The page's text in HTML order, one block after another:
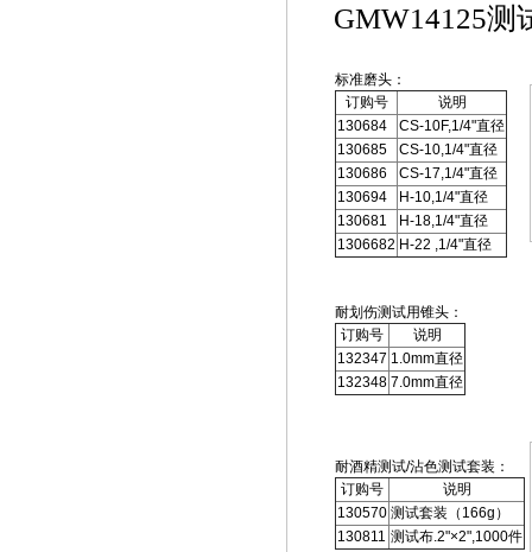
GMW14125测
标准磨头：
订购号
说明
130684
CS-10F,1/4"直径
130685
CS-10,1/4"直径
130686
CS-17,1/4"直径
130694
H-10,1/4"直径
130681
H-18,1/4"直径
1306682 H-22 ,1/4"直径
耐划伤测试用锥头：
订购号
说明
132347 1.0mm直径
132348 7.0mm直径
耐酒精测试/沾色测试套装：
订购号
说明
130570 测试套装（166g）
130811 测试布.2"×2",1000件